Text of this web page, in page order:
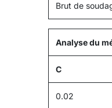
Brut de
Analyse du
C
0.02